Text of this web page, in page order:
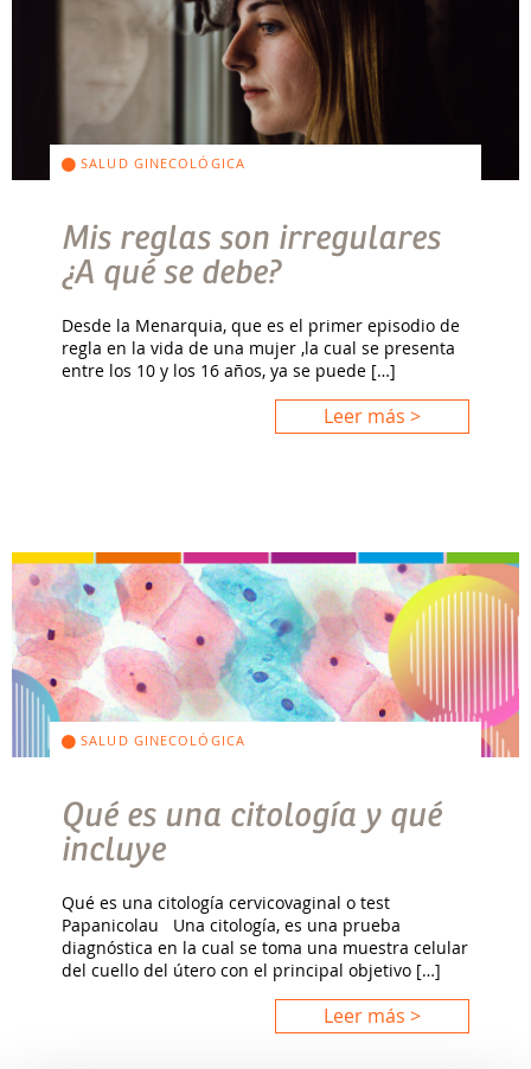
SALUD GINECOLÓGICA
Mis reglas son irregulares
¿A qué se debe?
Desde la Menarquia, que es el primer episodio de
regla en la vida de una mujer ,la cual se presenta
entre los 10 y los 16 años, ya se puede […]
Leer más >
SALUD GINECOLÓGICA
Qué es una citología y qué
incluye
Qué es una citología cervicovaginal o test
Papanicolau Una citología, es una prueba
diagnóstica en la cual se toma una muestra celular
del cuello del útero con el principal objetivo […]
Leer más >